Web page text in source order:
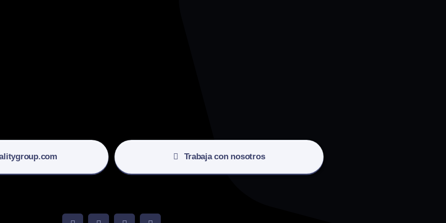
Trabaja con nosotros